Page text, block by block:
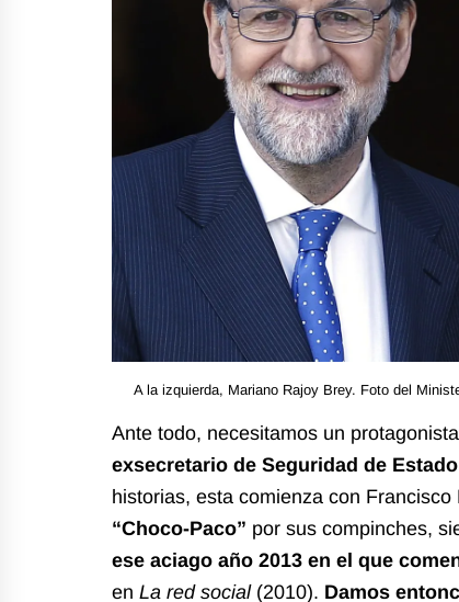
A la izquierda, Mariano Rajoy Brey. Foto del
Ante todo, necesitamos un
exsecretario de Seguridad de
historias, esta comienza con
“Choco-Paco” por sus compinches,
ese aciago año 2013 en el que
en La red social(2010). Damos